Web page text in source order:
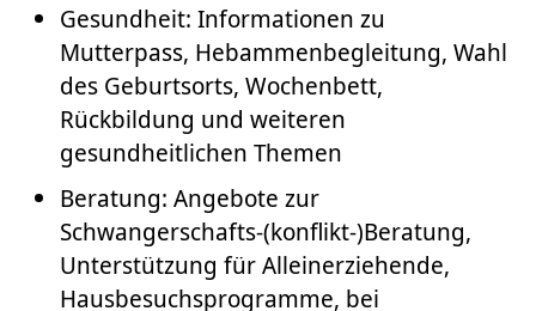
Gesundheit: Informationen zu
Mutterpass, Hebammenbegleitung, Wahl
des Geburtsorts, Wochenbett,
Rückbildung und weiteren
gesundheitlichen Themen
Beratung: Angebote zur
Schwangerschafts-(konflikt-)Beratung,
Unterstützung für Alleinerziehende,
Hausbesuchsprogramme, bei